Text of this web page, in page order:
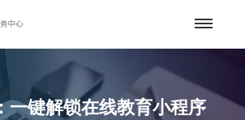
一键解锁在线教育小程序